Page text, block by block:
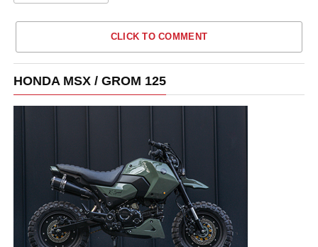
CLICK TO COMMENT
HONDA MSX / GROM 125